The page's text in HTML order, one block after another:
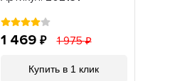
трубка под термостат
8мм, 202151
1 469 1 975
Купить в 1 клик